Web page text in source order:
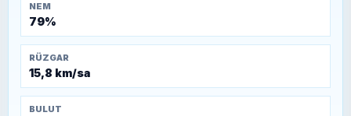
NEM
79%
RÜZGAR
15,8 km/sa
BULUT